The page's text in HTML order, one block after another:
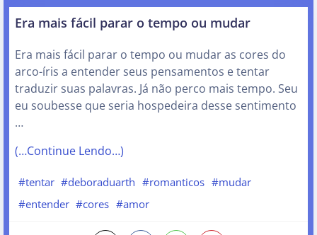
Era mais fácil parar o tempo ou mudar
Era mais fácil parar o tempo ou mudar as cores do
arco-íris a entender seus pensamentos e tentar
traduzir suas palavras. Já não perco mais tempo. Seu
eu soubesse que seria hospedeira desse sentimento
…
(…Continue Lendo…)
#tentar #deboraduarth #romanticos #mudar
#entender #cores #amor